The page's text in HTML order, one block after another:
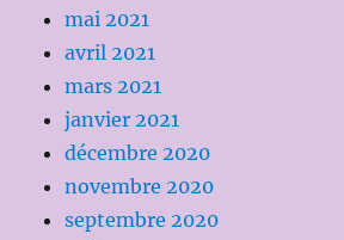
mai 2021
avril 2021
mars 2021
janvier 2021
décembre 2020
novembre 2020
septembre 2020